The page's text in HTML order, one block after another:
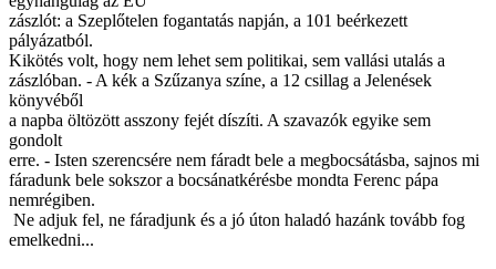
zászlót: a Szeplőtelen fogantatás napján, a 101 beérkezett
pályázatból.
Kikötés volt, hogy nem lehet sem politikai, sem vallási utalás a
zászlóban. - A kék a Szűzanya színe, a 12 csillag a Jelenések
könyvéből
a napba öltözött asszony fejét díszíti. A szavazók egyike sem
gondolt
erre. - Isten szerencsére nem fáradt bele a megbocsátásba, sajnos mi
fáradunk bele sokszor a bocsánatkérésbe mondta Ferenc pápa
nemrégiben.
Ne adjuk fel, ne fáradjunk és a jó úton haladó hazánk tovább fog
emelkedni...